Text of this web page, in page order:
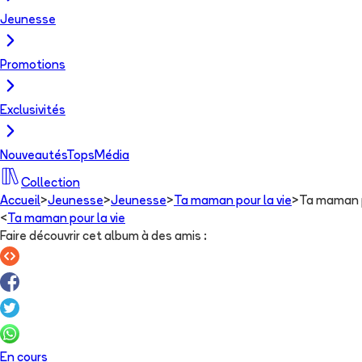
Jeunesse
Promotions
Exclusivités
NouveautésTops Média
Collection
Accueil>Jeunesse>Jeunesse> Ta maman pour la vie> Ta
< Ta maman pour la vie
Faire découvrir cet album à des amis :
En cours